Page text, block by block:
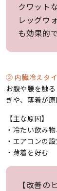
クワット
レッグウ
も効果的で
② 内臓冷えタ
お腹や腰を触
ぎや、薄着が原
【主な原因】
・冷たい飲み
・エアコンの
・薄着を好む
【改善の